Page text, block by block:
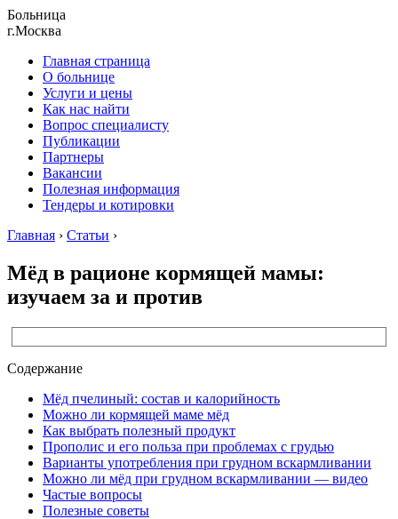
Больница
г.Москва
Главная страница
О больнице
Услуги и цены
Как нас найти
Вопрос специалисту
Публикации
Партнеры
Вакансии
Полезная информация
Тендеры и котировки
Главная › Статьи ›
Мёд в рационе кормящей мамы:
изучаем за и против
Содержание
Мёд пчелиный: состав и калорийность
Можно ли кормящей маме мёд
Как выбрать полезный продукт
Прополис и его польза при проблемах с грудью
Варианты употребления при грудном вскармливании
Можно ли мёд при грудном вскармливании — видео
Частые вопросы
Полезные советы